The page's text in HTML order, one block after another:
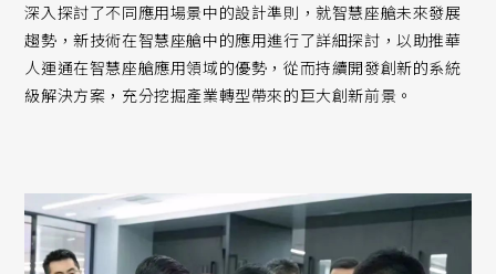
深入探討了不同應用場景中的設計準則，就智慧座艙未來發展
趨勢，新技術在智慧座艙中的應用進行了詳細探討，以助推華
人運通在智慧座艙應用領域的優勢，從而持續開發創新的系統
級解決方案，充分挖掘產業轉型帶來的巨大創新前景。